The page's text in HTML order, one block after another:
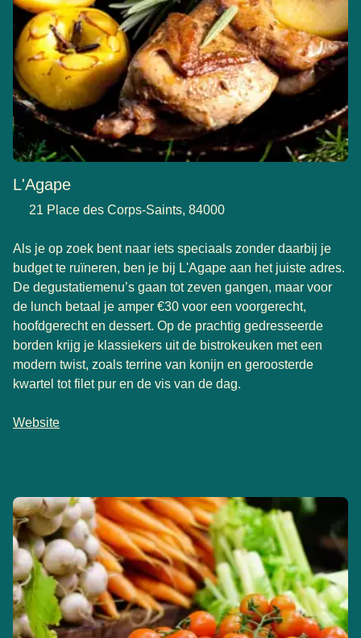
L'Agape
21 Place des Corps-Saints, 84000
Als je op zoek bent naar iets speciaals zonder daarbij je
budget te ruïneren, ben je bij L'Agape aan het juiste adres.
De degustatiemenu’s gaan tot zeven gangen, maar voor
de lunch betaal je amper €30 voor een voorgerecht,
hoofdgerecht en dessert. Op de prachtig gedresseerde
borden krijg je klassiekers uit de bistrokeuken met een
modern twist, zoals terrine van konijn en geroosterde
kwartel tot filet pur en de vis van de dag.
Website